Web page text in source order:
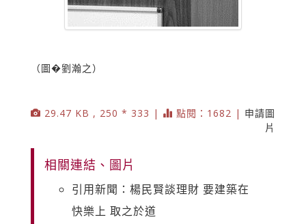
（圖�劉瀚之）
29.47 KB , 250 * 333 | 點閱：1682 | 申請圖
片
相關連結、圖片
引用新聞：楊民賢談理財 要建築在
快樂上 取之於道